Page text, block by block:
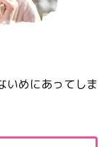
いめにあってしま